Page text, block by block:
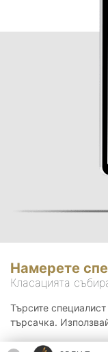
Намерете
Класацията
Търсите
търсачка.